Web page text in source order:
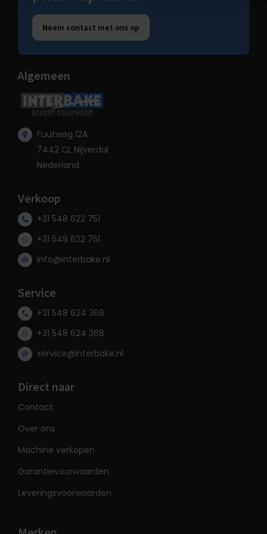
Neem contact met ons op
Algemeen
Fuutweg 12A
7442 CL Nijverdal
Nederland
Verkoop
+31 548 622 751
+31 548 622 751
info@interbake.nl
Service
+31 548 624 368
+31 548 624 368
service@interbake.nl
Direct naar
Contact
Over ons
Machine verkopen
Garantievoorwaarden
Leveringsvoorwaarden